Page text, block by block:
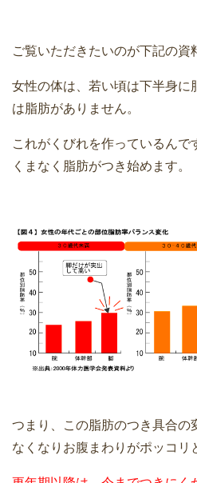
ご覧いただきたいのが下記の資
女性の体は、若い頃は下半身に
は脂肪がありません。
これがくびれを作っているんで
くまなく脂肪がつき始めます。
つまり、この脂肪のつき具合の
なくなりお腹まわりがポッコリ